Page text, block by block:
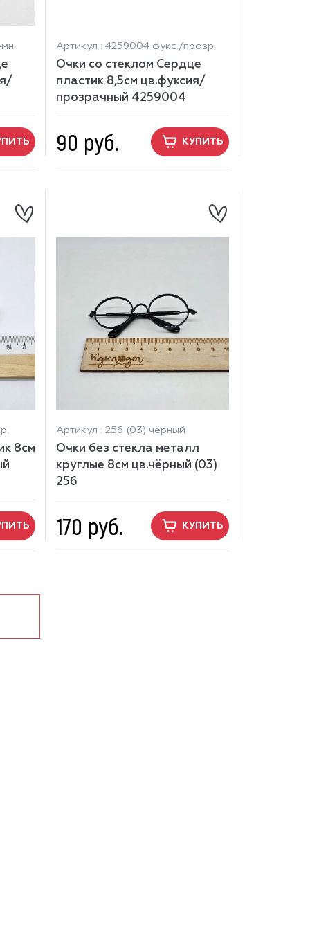
Артикул : 4259004 фукс./прозр.
Очки со стеклом Сердце
пластик 8,5см цв.фуксия/
прозрачный 4259004
90 руб. КУПИТЬ
8см
Артикул : 256 (03) чёрный
Очки без стекла металл
круглые 8см цв.чёрный (03)
256
170 руб. КУПИТЬ